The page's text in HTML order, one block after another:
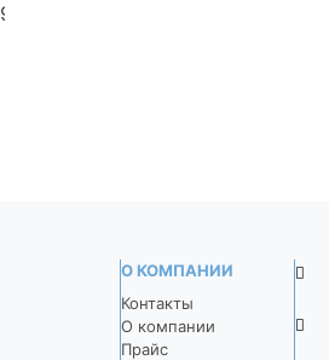
900*300*80 Темно-
О КОМПАНИИ
Контакты
О компании
Прайс